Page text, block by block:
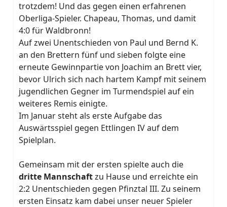
trotzdem! Und das gegen einen erfahrenen
Oberliga-Spieler. Chapeau, Thomas, und damit
4:0 für Waldbronn!
Auf zwei Unentschieden von Paul und Bernd K.
an den Brettern fünf und sieben folgte eine
erneute Gewinnpartie von Joachim an Brett vier,
bevor Ulrich sich nach hartem Kampf mit seinem
jugendlichen Gegner im Turmendspiel auf ein
weiteres Remis einigte.
Im Januar steht als erste Aufgabe das
Auswärtsspiel gegen Ettlingen IV auf dem
Spielplan.
Gemeinsam mit der ersten spielte auch die
dritte Mannschaftzu Hause und erreichte ein
2:2 Unentschieden gegen Pfinztal III. Zu seinem
ersten Einsatz kam dabei unser neuer Spieler